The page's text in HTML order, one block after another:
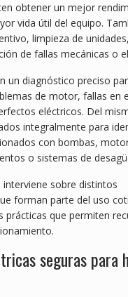
obtener un mejor
vida útil del equipo.
limpieza de
de fallas mecánicas o
un diagnóstico preciso
de motor, fallas en
eléctricos. Del
integralmente para
con bombas,
o sistemas de
sobre distintos
forman parte del uso
prácticas que permiten
seguras para